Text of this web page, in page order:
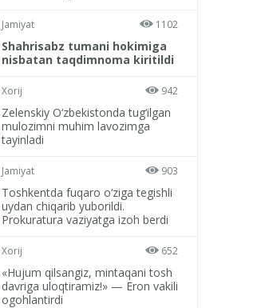
Jamiyat 1102
Shahrisabz tumani hokimiga
nisbatan taqdimnoma kiritildi
Xorij 942
Zelenskiy O‘zbekistonda tug‘ilgan
mulozimni muhim lavozimga
tayinladi
Jamiyat 903
Toshkentda fuqaro o‘ziga tegishli
uydan chiqarib yuborildi.
Prokuratura vaziyatga izoh berdi
Xorij 652
«Hujum qilsangiz, mintaqani tosh
davriga uloqtiramiz!» — Eron vakili
ogohlantirdi